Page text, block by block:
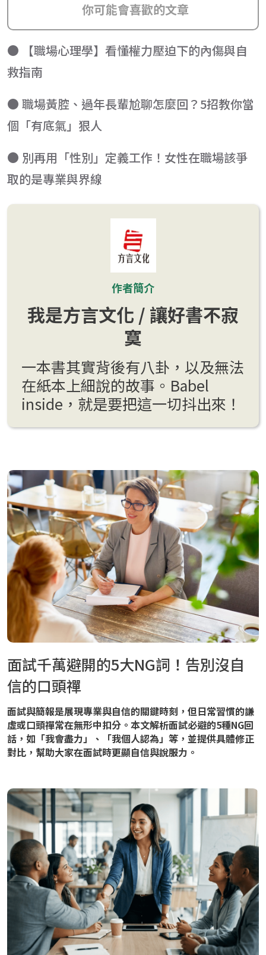
你可能會喜歡的文章
● 【職場心理學】看懂權力壓迫下的內傷與自
救指南
● 職場黃腔、過年長輩尬聊怎麼回？5招教你當
個「有底氣」狠人
● 別再用「性別」定義工作！女性在職場該爭
取的是專業與界線
作者簡介
我是方言文化 / 讓好書不寂
寞
一本書其實背後有八卦，以及無法
在紙本上細說的故事。Babel
inside，就是要把這一切抖出來！
面試千萬避開的5大NG詞！告別沒自
信的口頭禪
面試與簡報是展現專業與自信的關鍵時刻，但日常習慣的謙
虛或口頭禪常在無形中扣分。本文解析面試必避的5種NG回
話，如「我會盡力」、「我個人認為」等，並提供具體修正
對比，幫助大家在面試時更顯自信與說服力。